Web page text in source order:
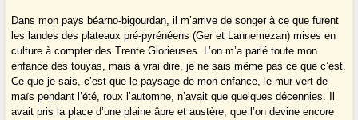
Dans mon pays béarno-bigourdan, il m’arrive de songer à ce que furent
les landes des plateaux pré-pyrénéens (Ger et Lannemezan) mises en
culture à compter des Trente Glorieuses. L’on m’a parlé toute mon
enfance des touyas, mais à vrai dire, je ne sais même pas ce que c’est.
Ce que je sais, c’est que le paysage de mon enfance, le mur vert de
maïs pendant l’été, roux l’automne, n’avait que quelques décennies. Il
avait pris la place d’une plaine âpre et austère, que l’on devine encore